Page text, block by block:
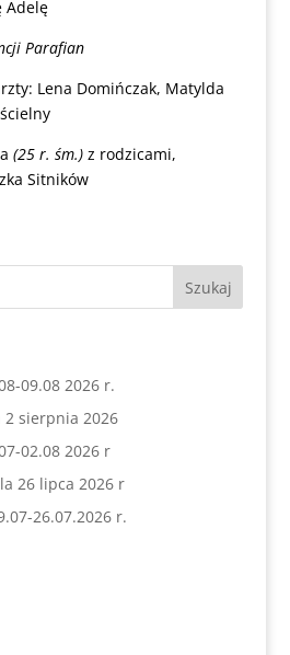
Adelę
Parafian
Lena Domińczak, Matylda
(25 r. śm.)z rodzicami,
Sitników
09.08 2026 r.
2 sierpnia 2026
02.08 2026 r
26 lipca 2026 r
26.07.2026 r.